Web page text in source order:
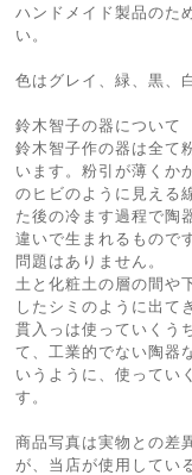
ハンドメイド製品のた
い。
色はグレイ、緑、黒、
鈴木智子の器について
鈴木智子作の器は全て
います。粉引が薄くか
のヒビのように見える
た後の冷ます過程で陶
違いで生まれるもので
問題はありません。
土と化粧土の層の間や
したシミのように出て
貫入っは使っていくう
て、工業的でない陶器
いうように、使ってい
す。
商品写真は実物との差
が、当店が使用してい